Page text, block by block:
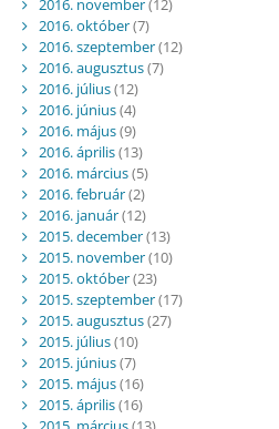
2016. november(12)
2016. október(7)
2016. szeptember(12)
2016. augusztus(7)
2016. július(12)
2016. június(4)
2016. május(9)
2016. április(13)
2016. március(5)
2016. február(2)
2016. január(12)
2015. december(13)
2015. november(10)
2015. október(23)
2015. szeptember(17)
2015. augusztus(27)
2015. július(10)
2015. június(7)
2015. május(16)
2015. április(16)